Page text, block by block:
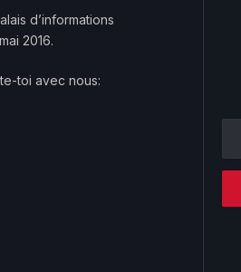
d’informations
2016.
toi avec nous: